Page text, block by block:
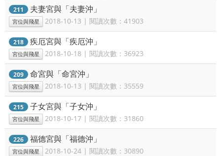
211 夫妻宮與「夫妻沖」
宮位與飛星 2018-10-13 | 閱讀次數：41903
218 疾厄宮與「疾厄沖」
宮位與飛星 2018-10-18 | 閱讀次數：36923
209 命宮與「命宮沖」
宮位與飛星 2018-10-13 | 閱讀次數：35559
215 子女宮與「子女沖」
宮位與飛星 2018-10-17 | 閱讀次數：31860
226 福德宮與「福德沖」
宮位與飛星 2018-10-24 | 閱讀次數：30890